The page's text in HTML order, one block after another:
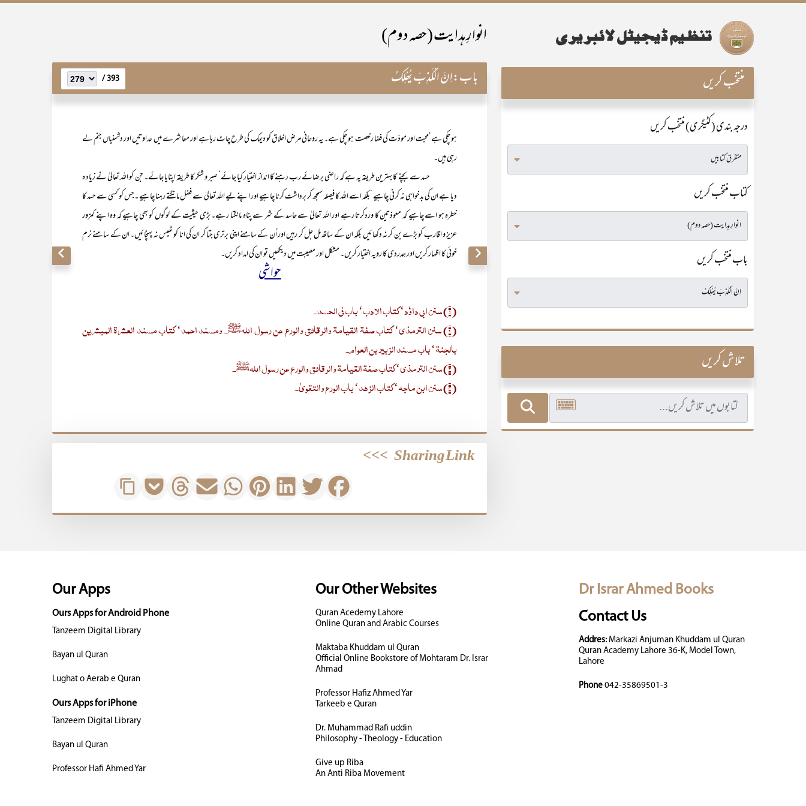
انوارِ ہدایت (حصہ دوم)
باب:اِنَّ الْکَذِبَ یُھْلِکُ 393 /
ہو چکی ہے‘محبت اور مودّت کی فضا رخصت ہو چکی ہے۔ یہ روحانی مرض اخلاق کو دیمک کی طرح چاٹ رہا ہے اور معاشرے میں عداوتیں اور دشمنیاں جنم لے
رہی ہیں۔
حسد سے بچنے کا بہترین طریقہ یہ ہے کہ راضی برضائے رب رہنے کا انداز اختیار کیا جائے‘ صبر و شکر کا طریقہ اپنایا جائے۔ جن کو اللہ تعالیٰ نے زیاد ہ
دیا ہے ان کی بدخواہی نہ کرنی چاہیے ‘بلکہ اسے اللہ کا فیصلہ سمجھ کر برداشت کرنا چاہیے اور اپنے لیے اللہ تعالیٰ سے فضل مانگتے رہنا چاہیے ۔جس کو کسی سے حسد کا
خطرہ ہو اسے چاہیے کہ معوذتین ّکا وردکرتا رہے اور اللہ تعالیٰ سے حاسد کے شر سے پناہ مانگتا رہے۔ بڑی حیثیت کے لوگوں کو بھی چاہیے کہ وہ اپنے کمزور
عزیز و اقارب کو بڑے بن کر نہ دکھائیں بلکہ ان کے ساتھ مل جل کر رہیں اور اُن کے سامنے اپنی برتری جتا کر ان کی انا کو ٹھیس نہ پہنچائیں۔ ان کے سامنے نرم
خوئی کا اظہار کریں اور ہمدردی کا رویہ اختیار کریں۔ مشکل اور مصیبت میں دیکھیں تو ان کی امداد کریں۔
حواشی
(۱) سنن ابی داوٗد‘ کتاب الادب‘ باب فی الحسد۔
(۲) سنن الترمذی‘ کتاب صفۃ القیامۃ والرقائق والورع عن رسول اللہﷺ۔ ومسند احمد‘ کتاب مسند العشرۃ المبشرین
بالجنۃ‘ باب مسند الزبیر بن العوام۔
(۳) سنن الترمذی‘ کتاب صفۃ القیامۃ والرقائق والورع عن رسول اللہﷺ۔
(۴) سنن ابن ماجہ‘ کتاب الزھد‘ باب الورع والتقویٰ۔
Sharing Link
>>>
منتخب کریں
درجہ بندی (کٹیگری) منتخب کریں
کتاب منتخب کریں
باب منتخب کریں
تلاش کریں
Dr Israr Ahmed Books
Contact Us
Addres:Markazi Anjuman Khuddam ul Quran
Quran Academy Lahore 36-K, Model Town,
Lahore
Phone 042-35869501-3
Our Other Websites
Quran Acedemy Lahore
Online Quran and Arabic Courses
Maktaba Khuddam ul Quran
Official Online Bookstore of Mohtaram Dr. Israr
Ahmad
Professor Hafiz Ahmed Yar
Tarkeeb e Quran
Dr. Muhammad Rafi uddin
Philosophy - Theology - Education
Give up Riba
An Anti Riba Movement
Our Apps
Ours Apps for Android Phone
Tanzeem Digital Library
Bayan ul Quran
Lughat o Aerab e Quran
Ours Apps for iPhone
Tanzeem Digital Library
Bayan ul Quran
Professor Hafi Ahmed Yar